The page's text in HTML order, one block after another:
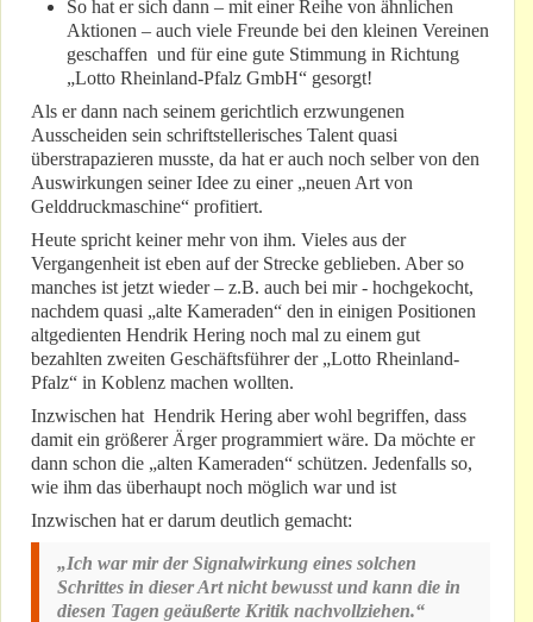
So hat er sich dann – mit einer Reihe von ähnlichen
Aktionen – auch viele Freunde bei den kleinen Vereinen
geschaffen und für eine gute Stimmung in Richtung
„Lotto Rheinland-Pfalz GmbH“ gesorgt!
Als er dann nach seinem gerichtlich erzwungenen
Ausscheiden sein schriftstellerisches Talent quasi
überstrapazieren musste, da hat er auch noch selber von den
Auswirkungen seiner Idee zu einer „neuen Art von
Gelddruckmaschine“ profitiert.
Heute spricht keiner mehr von ihm. Vieles aus der
Vergangenheit ist eben auf der Strecke geblieben. Aber so
manches ist jetzt wieder – z.B. auch bei mir - hochgekocht,
nachdem quasi „alte Kameraden“ den in einigen Positionen
altgedienten Hendrik Hering noch mal zu einem gut
bezahlten zweiten Geschäftsführer der „Lotto Rheinland-
Pfalz“ in Koblenz machen wollten.
Inzwischen hat Hendrik Hering aber wohl begriffen, dass
damit ein größerer Ärger programmiert wäre. Da möchte er
dann schon die „alten Kameraden“ schützen. Jedenfalls so,
wie ihm das überhaupt noch möglich war und ist
Inzwischen hat er darum deutlich gemacht:
„Ich war mir der Signalwirkung eines solchen
Schrittes in dieser Art nicht bewusst und kann die in
diesen Tagen geäußerte Kritik nachvollziehen.“